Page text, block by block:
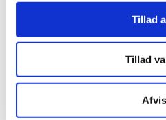
Tillad
Tillad
Afvis
på, hvordan Vejle
international dannelse i
været præget af stor
både elever og lærere, og
at udvikle samarbejdet